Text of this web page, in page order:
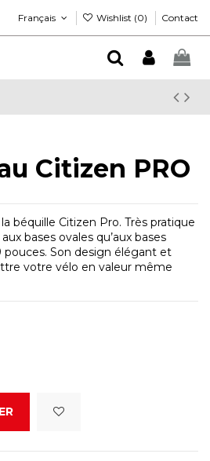
Français Wishlist (0) Contact
Citizen PRO
béquille Citizen Pro. Très pratique
bases ovales qu’aux bases
pouces. Son design élégant et
votre vélo en valeur même